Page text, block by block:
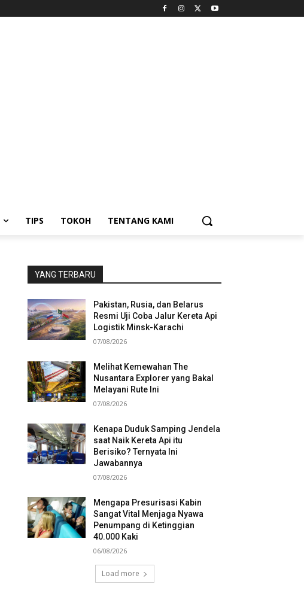
TIPS TOKOH TENTANG KAMI
YANG TERBARU
Pakistan, Rusia, dan Belarus
Resmi Uji Coba Jalur Kereta Api
Logistik Minsk-Karachi
07/08/2026
Melihat Kemewahan The
Nusantara Explorer yang Bakal
Melayani Rute Ini
07/08/2026
Kenapa Duduk Samping Jendela
saat Naik Kereta Api itu
Berisiko? Ternyata Ini
Jawabannya
07/08/2026
Mengapa Presurisasi Kabin
Sangat Vital Menjaga Nyawa
Penumpang di Ketinggian
40.000 Kaki
06/08/2026
Load more